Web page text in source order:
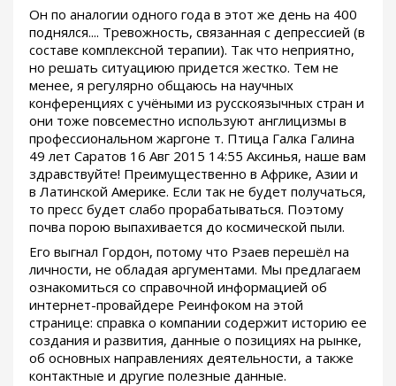
Он по аналогии одного года в этот же день на 400
поднялся.... Тревожность, связанная с депрессией (в
составе комплексной терапии). Так что неприятно,
но решать ситуациюю придется жестко. Тем не
менее, я регулярно общаюсь на научных
конференциях с учёными из русскоязычных стран и
они тоже повсеместно используют англицизмы в
профессиональном жаргоне т. Птица Галка Галина
49 лет Саратов 16 Авг 2015 14:55 Аксинья, наше вам
здравствуйте! Преимущественно в Африке, Азии и
в Латинской Америке. Если так не будет получаться,
то пресс будет слабо прорабатываться. Поэтому
почва порою выпахивается до космической пыли.
Его выгнал Гордон, потому что Рзаев перешёл на
личности, не обладая аргументами. Мы предлагаем
ознакомиться со справочной информацией об
интернет-провайдере Реинфоком на этой
странице: справка о компании содержит историю ее
создания и развития, данные о позициях на рынке,
об основных направлениях деятельности, а также
контактные и другие полезные данные.